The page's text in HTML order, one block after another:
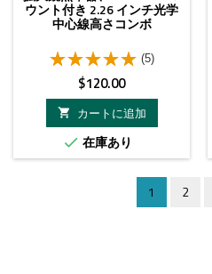
ウント付き 2.26 インチ光学
中心線高さコンボ
(5)
価
格
$120.00

カートに追加
 在庫あり
1 2